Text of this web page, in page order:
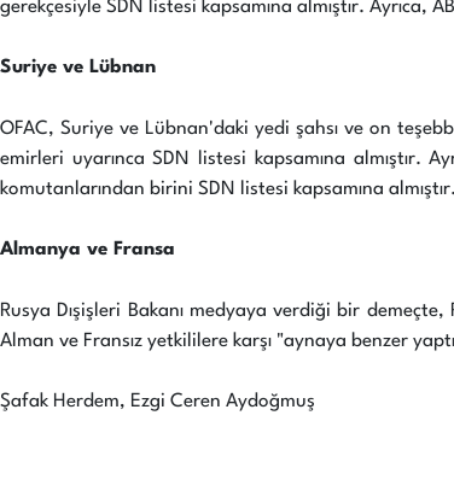
gerekçesiyle SDN listesi kapsamına almıştır. Ayrıca,
Suriye ve Lübnan
OFAC, Suriye ve Lübnan'daki yedi şahsı ve on
emirleri uyarınca SDN listesi kapsamına almıştır.
komutanlarından birini SDN listesi kapsamına almıştır.
Almanya ve Fransa
Rusya Dışişleri Bakanı medyaya verdiği bir
Alman ve Fransız yetkililere karşı "aynaya benzer
Şafak Herdem, Ezgi Ceren Aydoğmuş